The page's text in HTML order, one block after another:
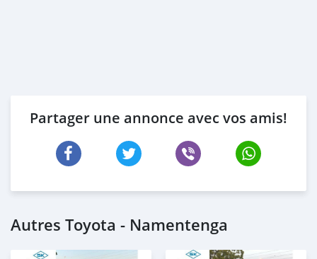
Partager une annonce avec vos amis!
Autres Toyota - Namentenga